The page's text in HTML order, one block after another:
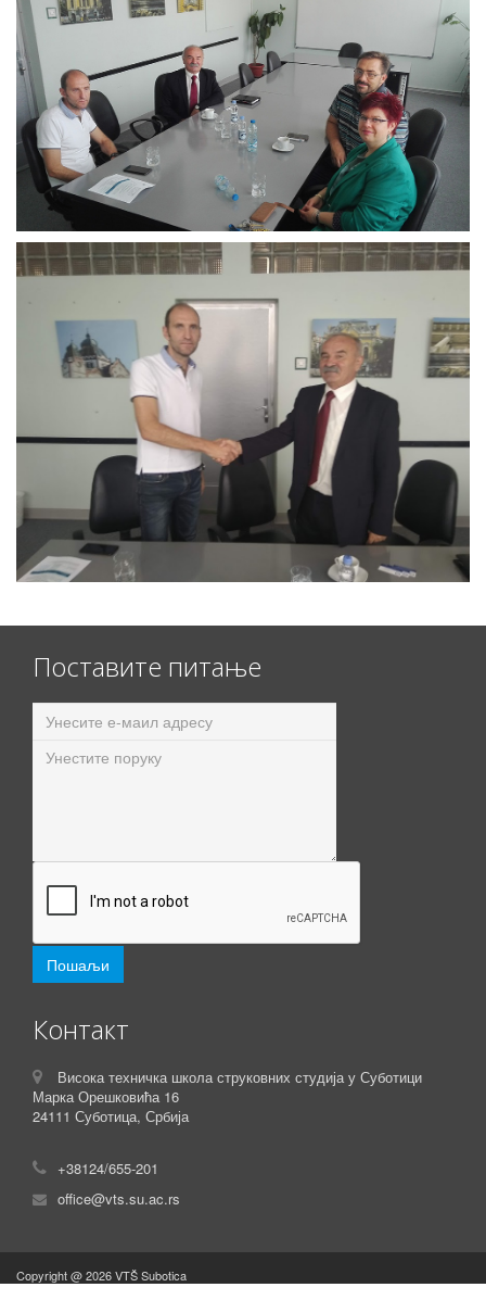
Поставите питање
Контакт
Висока техничка школа струковних студија у Суботици
Марка Орешковића 16
24111 Суботица, Србија
+38124/655-201
office@vts.su.ac.rs
Copyright @ 2026 VTŠ Subotica